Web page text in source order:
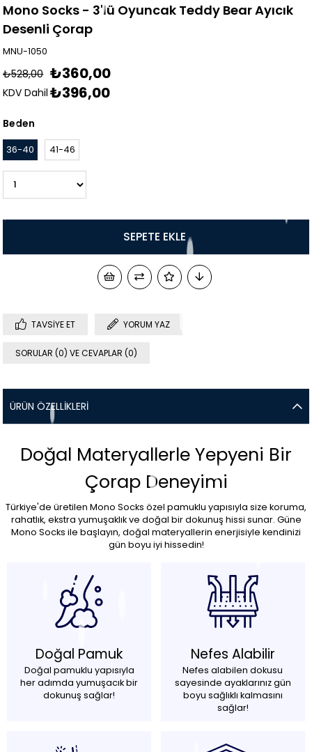
Mono Socks - 3'lü Oyuncak Teddy Bear Ayıcık
Desenli Çorap
MNU-1050
₺528,00 ₺360,00
KDV Dahil ₺396,00
Beden
36-40 41-46
TAVSIYE ET YORUM YAZ
SORULAR (0) VE CEVAPLAR (0)
ÜRÜN ÖZELLIKLERI
Doğal Materyallerle Yepyeni Bir
Çorap Deneyimi
Türkiye'de üretilen Mono Socks özel pamuklu yapısıyla size koruma,
rahatlık, ekstra yumuşaklık ve doğal bir dokunuş hissi sunar. Güne
Mono Socks ile başlayın, doğal materyallerin enerjisiyle kendinizi
gün boyu iyi hissedin!
Doğal Pamuk
Doğal pamuklu yapısıyla
her adımda yumuşacık bir
dokunuş sağlar!
Nefes Alabilir
Nefes alabilen dokusu
sayesinde ayaklarınız gün
boyu sağlıklı kalmasını
sağlar!